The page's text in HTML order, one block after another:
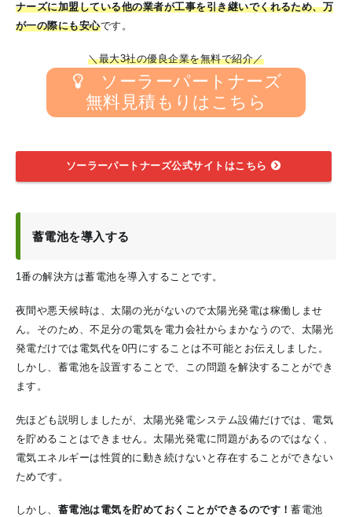
ナーズに加盟している他の業者が工事を引き継いでくれるため、万
が一の際にも安心です。
＼最大3社の優良企業を無料で紹介／
ソーラーパートナーズ
無料見積もりはこちら
ソーラーパートナーズ公式サイトはこちら
蓄電池を導入する
1番の解決方は蓄電池を導入することです。
夜間や悪天候時は、太陽の光がないので太陽光発電は稼働しませ
ん。そのため、不足分の電気を電力会社からまかなうので、太陽光
発電だけでは電気代を0円にすることは不可能とお伝えしました。
しかし、蓄電池を設置することで、この問題を解決することができ
ます。
先ほども説明しましたが、太陽光発電システム設備だけでは、電気
を貯めることはできません。太陽光発電に問題があるのではなく、
電気エネルギーは性質的に動き続けないと存在することができない
ためです。
しかし、 蓄電池は電気を貯めておくことができるのです！蓄電池